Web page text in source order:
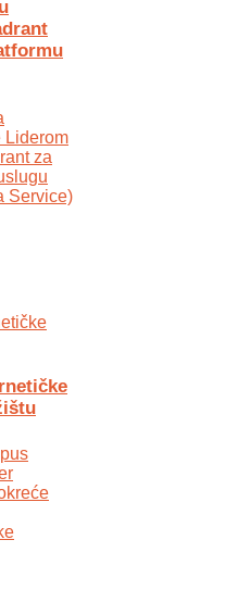
Liderom
za
Service)